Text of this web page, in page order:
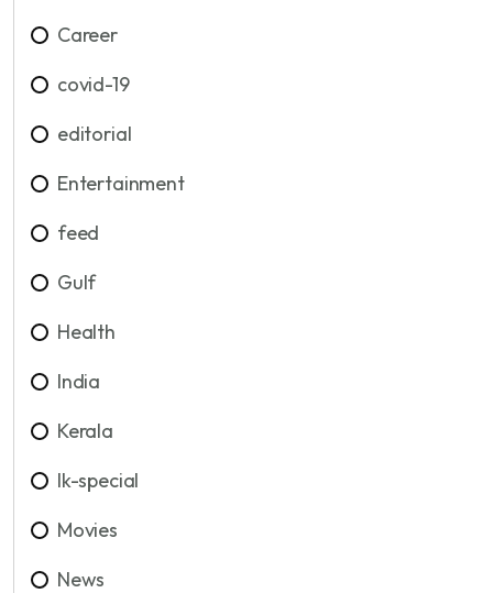
Career
covid-19
editorial
Entertainment
feed
Gulf
Health
India
Kerala
lk-special
Movies
News